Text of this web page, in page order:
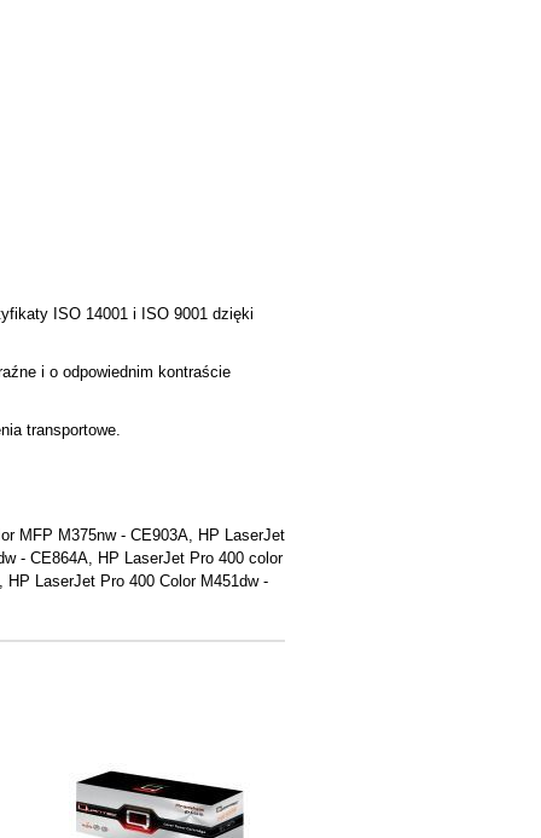
ISO 14001 i ISO 9001 dzięki
i o odpowiednim kontraście
transportowe.
MFP M375nw - CE903A, HP LaserJet
- CE864A, HP LaserJet Pro 400 color
LaserJet Pro 400 Color M451dw -